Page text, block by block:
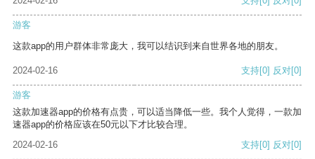
游客
这款app的用户群体非常庞大，我可以结识到来自世界各地的朋友。
2024-02-16 支持[0] 反对[0]
游客
这款加速器app的价格有点贵，可以适当降低一些。我个人觉得，一款加
速器app的价格应该在50元以下才比较合理。
2024-02-16
支持[0] 反对[0]